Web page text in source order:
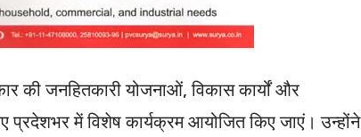
की जनहितकारी योजनाओं, विकास कार्यों और
में विशेष कार्यक्रम आयोजित किए जाएं। उन्होंने